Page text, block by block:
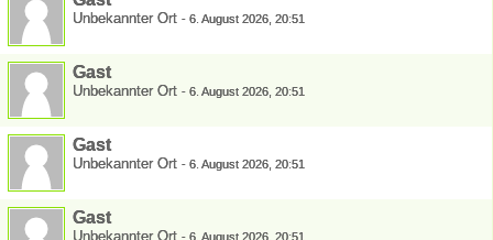
Unbekannter Ort - 6. August 2026, 20:51
Gast
Unbekannter Ort - 6. August 2026, 20:51
Gast
Unbekannter Ort - 6. August 2026, 20:51
Gast
Unbekannter Ort - 6. August 2026, 20:51